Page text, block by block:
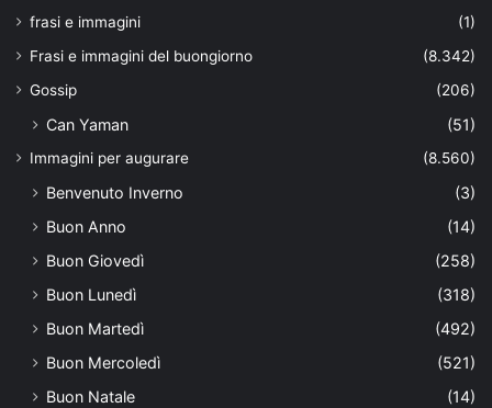
frasi e immagini
(1)
Frasi e immagini del buongiorno
(8.342)
Gossip
(206)
Can Yaman (51)
Immagini per augurare (8.560)
Benvenuto Inverno
(3)
Buon Anno
(14)
Buon Giovedì
(258)
Buon Lunedì
(318)
Buon Martedì
(492)
Buon Mercoledì
(521)
Buon Natale
(14)